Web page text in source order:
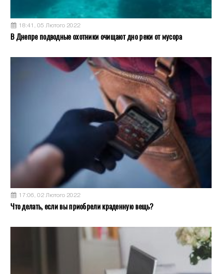
18:41, 05 Лютого 2022
В Днепре подводные охотники очищают дно реки от мусора
17:06, 02 Лютого 2022
Что делать, если вы приобрели краденную вещь?